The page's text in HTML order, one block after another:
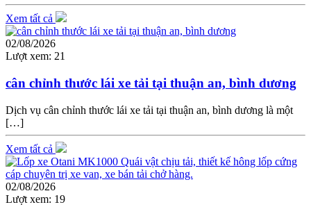
Xem tất cả
02/08/2026
Lượt xem: 21
cân chỉnh thước lái xe tải tại thuận an, bình dương
Dịch vụ cân chỉnh thước lái xe tải tại thuận an, bình dương là một
[…]
Xem tất cả
02/08/2026
Lượt xem: 19